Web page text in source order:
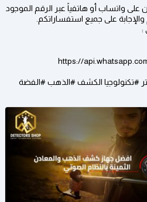
على واتساب أو هاتفياً عبر الرقم الموجود
على جميع استفساراتكم.
:
https://
الكشف #الذهب #الفضة